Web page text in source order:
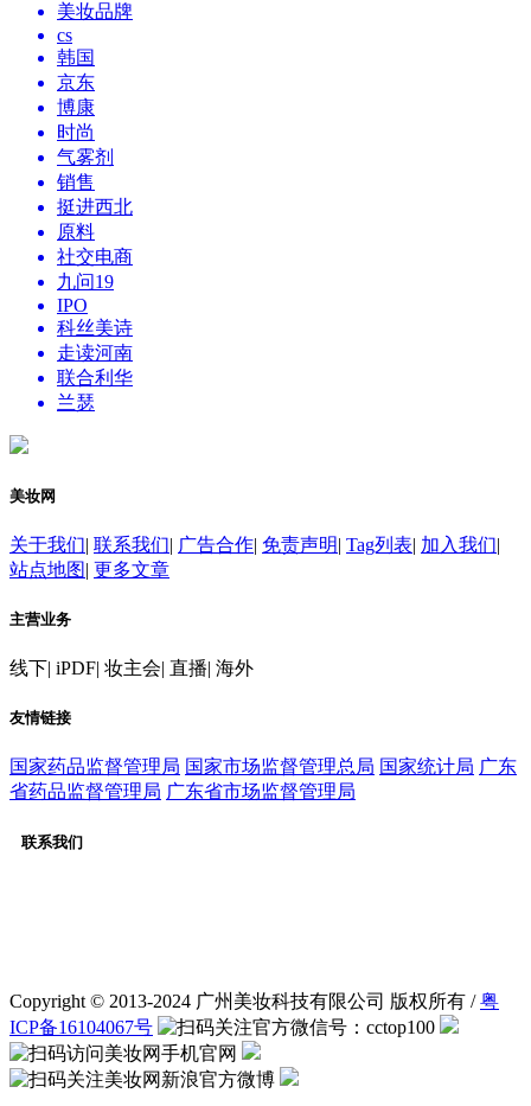
美妆品牌
cs
韩国
京东
博康
时尚
气雾剂
销售
挺进西北
原料
社交电商
九问19
IPO
科丝美诗
走读河南
联合利华
兰瑟
美妆网
关于我们| 联系我们| 广告合作| 免责声明| Tag列表| 加入我们|
站点地图| 更多文章
主营业务
线下| iPDF| 妆主会| 直播| 海外
友情链接
国家药品监督管理局 国家市场监督管理总局 国家统计局 广东
省药品监督管理局 广东省市场监督管理局
联系我们
Copyright © 2013-2024 广州美妆科技有限公司 版权所有 /粤
ICP备16104067号